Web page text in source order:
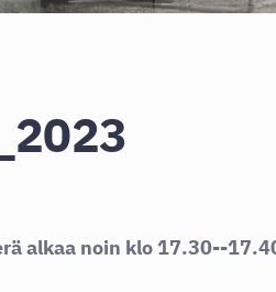
alkaa noin klo 17.30--